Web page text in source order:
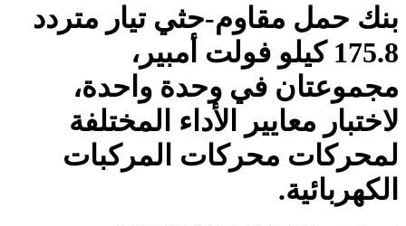
بنك حمل مقاوم-حثي تيار متردد
175.8 كيلو فولت أمبير،
مجموعتان في وحدة واحدة،
لاختبار معايير الأداء المختلفة
لمحركات محركات المركبات
الكهربائية.